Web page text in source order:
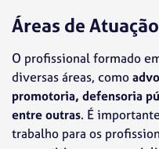
Áreas de Atuação
O profissional formado
diversas áreas, como
promotoria, defensoria
entre outras. É
trabalho para os